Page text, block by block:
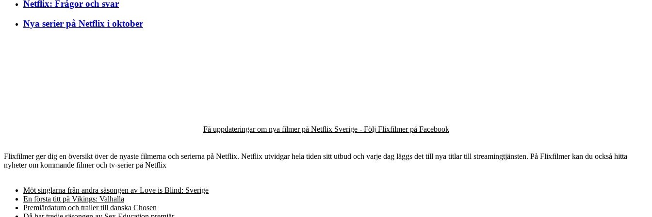
Netflix: Frågor och svar
Nya serier på Netflix i oktober
Få uppdateringar om nya filmer på Netflix Sverige - Följ Flixfilmer på Facebook
Flixfilmer ger dig en översikt över de nyaste filmerna och serierna på Netflix. Netflix utvidgar hela tiden sitt utbud och varje dag läggs det till nya titlar till streamingtjänsten. På Flixfilmer kan du också hitta
nyheter om kommande filmer och tv-serier på Netflix
Möt singlarna från andra säsongen av Love is Blind: Sverige
En första titt på Vikings: Valhalla
Premiärdatum och trailer till danska Chosen